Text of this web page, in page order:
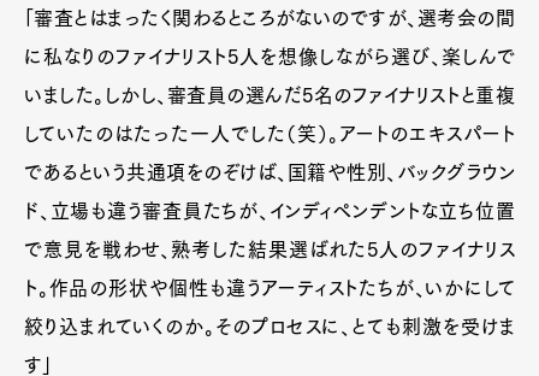
「審査とはまったく関わるところがないのですが、選考会の間
に私なりのファイナリスト5人を想像しながら選び、楽しんで
いました。しかし、審査員の選んだ5名のファイナリストと重複
していたのはたった一人でした（笑）。アートのエキスパート
であるという共通項をのぞけば、国籍や性別、バックグラウン
ド、立場も違う審査員たちが、インディペンデントな立ち位置
で意見を戦わせ、熟考した結果選ばれた5人のファイナリス
ト。作品の形状や個性も違うアーティストたちが、いかにして
絞り込まれていくのか。そのプロセスに、とても刺激を受けま
す」